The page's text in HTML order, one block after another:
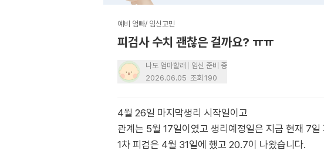
예비 엄빠/ 임신고민
피검사 수치 괜찮은 걸까요? ㅠㅠ
나도 엄마할래
임신 준비 중
2026.06.05 조회 190
4월 26일 마지막생리 시작일이고
관계는 5월 17일이였고 생리예정일은 지금 현재 7일
1차 피검은 4월 31일에 했고 20.7이 나왔습니다.